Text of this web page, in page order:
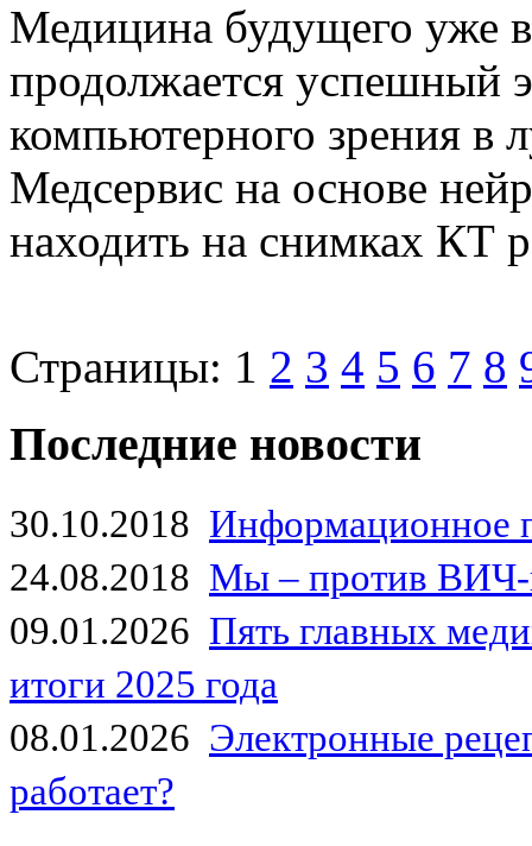
Медицина будущего уже
продолжается успешный
компьютерного зрения в
Медсервис на основе
находить на снимках КТ
Страницы: 1 2 3 4 5 6 7 8
Последние новости
30.10.2018 Информационное
24.08.2018 Мы – против
09.01.2026 Пять главных
итоги 2025 года
08.01.2026 Электронные
работает?